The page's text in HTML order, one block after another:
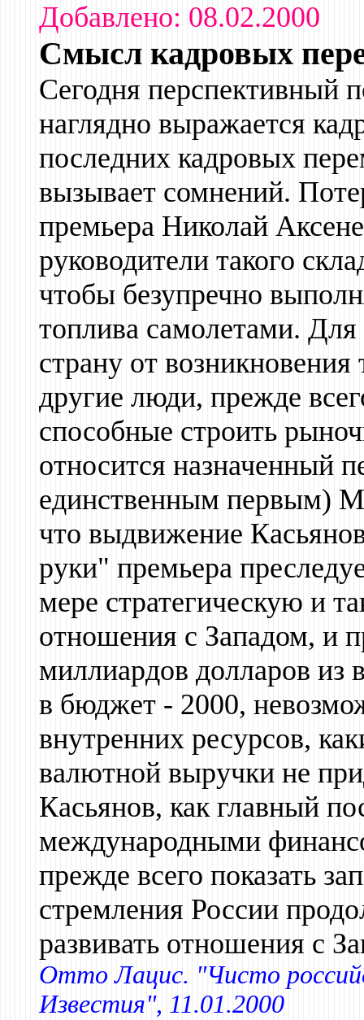
Добавлено: 08.02.2000
Смысл кадровых
Сегодня перспективный
наглядно выражается
последних кадровых
вызывает сомнений.
премьера Николай
руководители такого
чтобы безупречно
топлива самолетами. Для
страну от
другие люди, прежде
способные строить
относится назначенный
единственным первым)
что выдвижение
руки" премьера
мере стратегическую и
отношения с Западом, и
миллиардов долларов из
в бюджет - 2000,
внутренних ресурсов,
валютной выручки не
Касьянов, как главный
международными
прежде всего показать
стремления России
развивать отношения с
Отто Лацис. "Чисто
Известия", 11.01.2000